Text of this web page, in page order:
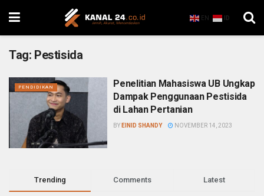
EN ID
Tag: Pestisida
PENDIDIKAN
Penelitian Mahasiswa UB Ungkap
Dampak Penggunaan Pestisida
di Lahan Pertanian
BY EINID SHANDY NOVEMBER 14, 2023
Trending Comments Latest